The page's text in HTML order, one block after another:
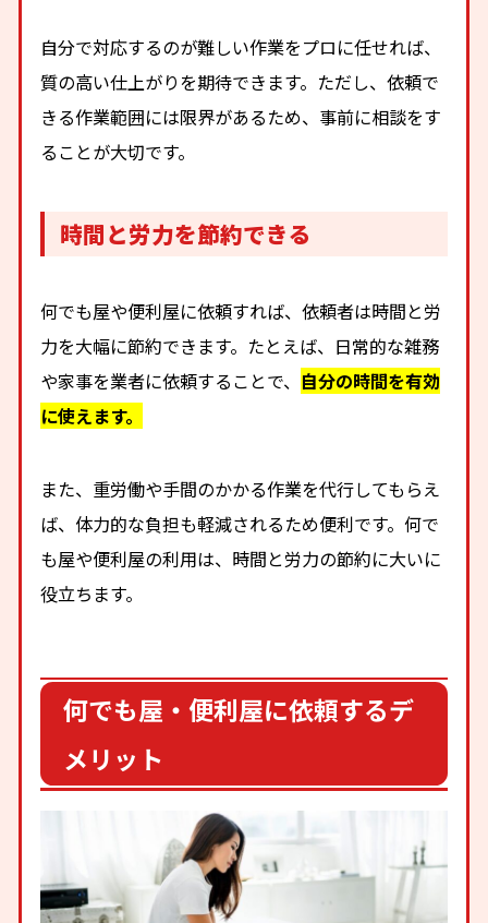
自分で対応するのが難しい作業をプロに任せれば、
質の高い仕上がりを期待できます。ただし、依頼で
きる作業範囲には限界があるため、事前に相談をす
ることが大切です。
時間と労力を節約できる
何でも屋や便利屋に依頼すれば、依頼者は時間と労
力を大幅に節約できます。たとえば、日常的な雑務
や家事を業者に依頼することで、 自分の時間を有効
に使えます。
また、重労働や手間のかかる作業を代行してもらえ
ば、体力的な負担も軽減されるため便利です。何で
も屋や便利屋の利用は、時間と労力の節約に大いに
役立ちます。
何でも屋・便利屋に依頼するデ
メリット